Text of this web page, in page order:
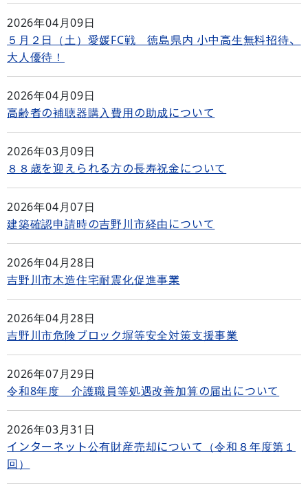
2026年04月09日
５月２日（土）愛媛FC戦 徳島県内 小中高生無料招待、
大人優待！
2026年04月09日
高齢者の補聴器購入費用の助成について
2026年03月09日
８８歳を迎えられる方の長寿祝金について
2026年04月07日
建築確認申請時の吉野川市経由について
2026年04月28日
吉野川市木造住宅耐震化促進事業
2026年04月28日
吉野川市危険ブロック塀等安全対策支援事業
2026年07月29日
令和8年度 介護職員等処遇改善加算の届出について
2026年03月31日
インターネット公有財産売却について（令和８年度第１
回）